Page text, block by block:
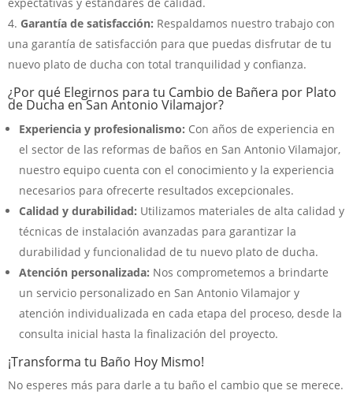
Garantía de satisfacción: Respaldamos nuestro trabajo con
una garantía de satisfacción para que puedas disfrutar de tu
nuevo plato de ducha con total tranquilidad y confianza.
¿Por qué Elegirnos para tu Cambio de Bañera por Plato
de Ducha en San Antonio Vilamajor?
Experiencia y profesionalismo: Con años de experiencia en
el sector de las reformas de baños en San Antonio Vilamajor,
nuestro equipo cuenta con el conocimiento y la experiencia
necesarios para ofrecerte resultados excepcionales.
Calidad y durabilidad: Utilizamos materiales de alta calidad y
técnicas de instalación avanzadas para garantizar la
durabilidad y funcionalidad de tu nuevo plato de ducha.
Atención personalizada: Nos comprometemos a brindarte
un servicio personalizado en San Antonio Vilamajor y
atención individualizada en cada etapa del proceso, desde la
consulta inicial hasta la finalización del proyecto.
¡Transforma tu Baño Hoy Mismo!
No esperes más para darle a tu baño el cambio que se merece.